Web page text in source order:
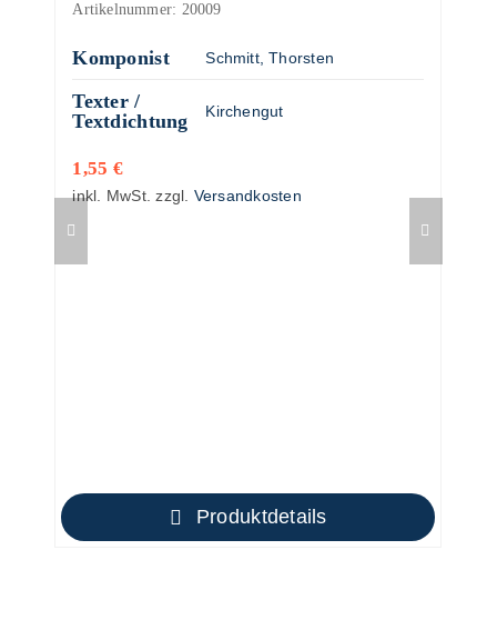
Artikelnummer: 20009
Komponist Schmitt, Thorsten
Texter /
Textdichtung
Kirchengut
1,55 €
inkl. MwSt. zzgl. Versandkosten
Produktdetails